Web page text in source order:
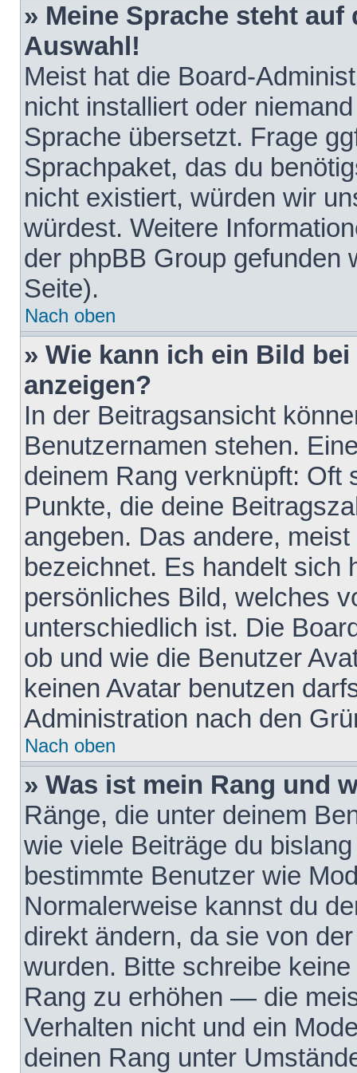
» Meine Sprache steht
Auswahl!
Meist hat die Board-
nicht installiert oder
Sprache übersetzt. Frage
Sprachpaket, das du
nicht existiert, würden wir
würdest. Weitere
der phpBB Group gefunden
Seite).
Nach oben
» Wie kann ich ein Bild
anzeigen?
In der Beitragsansicht
Benutzernamen stehen.
deinem Rang verknüpft: Oft
Punkte, die deine
angeben. Das andere,
bezeichnet. Es handelt sich
persönliches Bild, welches
unterschiedlich ist. Die
ob und wie die Benutzer
keinen Avatar benutzen
Administration nach den
Nach oben
» Was ist mein Rang und
Ränge, die unter deinem
wie viele Beiträge du
bestimmte Benutzer wie
Normalerweise kannst du
direkt ändern, da sie von
wurden. Bitte schreibe
Rang zu erhöhen — die
Verhalten nicht und ein
deinen Rang unter